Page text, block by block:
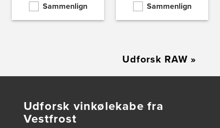
Sammenlign Sammenlign
Udforsk RAW »
Udforsk vinkølekabe fra
Vestfrost